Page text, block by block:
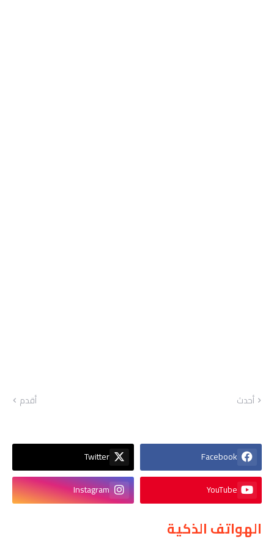
أحدث أقدم
Facebook
Twitter
YouTube
Instagram
الهواتف الذكية